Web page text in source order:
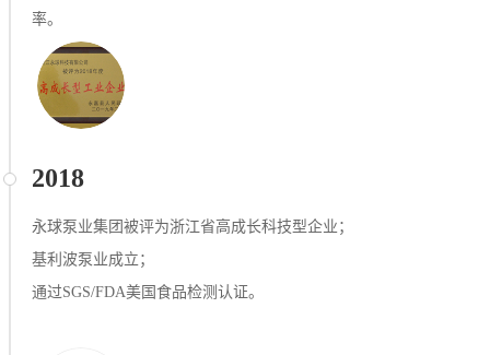
率。
2018
永球泵业集团被评为浙江省高成长科技型企业；
基利波泵业成立；
通过SGS/FDA美国⾷品检测认证。